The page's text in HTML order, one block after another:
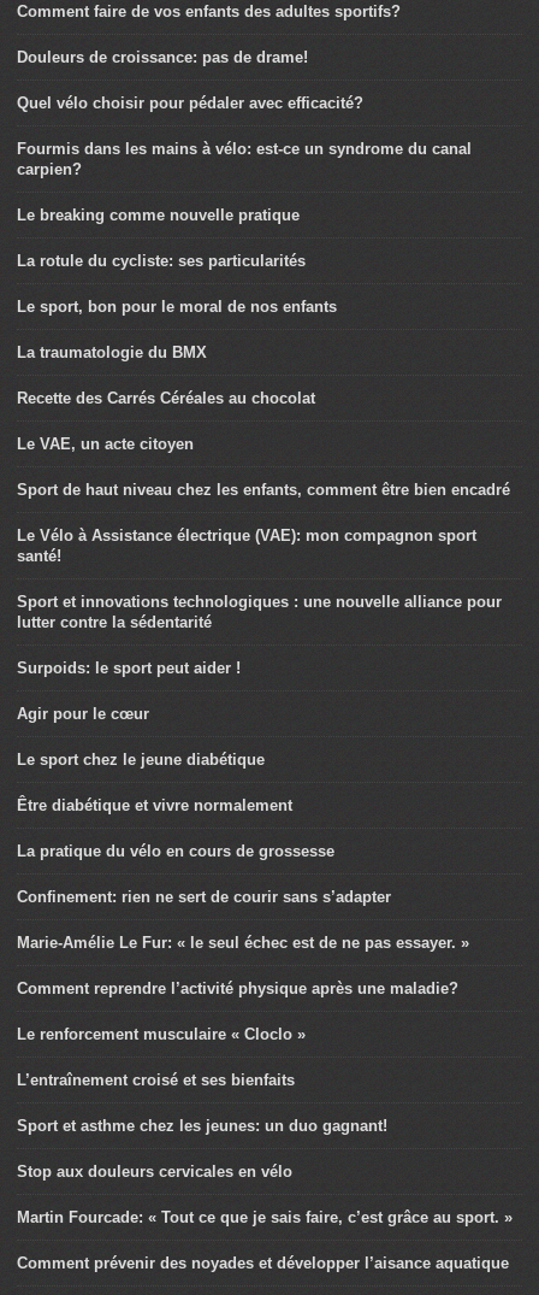
Comment faire de vos enfants des adultes sportifs?
Douleurs de croissance: pas de drame!
Quel vélo choisir pour pédaler avec efficacité?
Fourmis dans les mains à vélo: est-ce un syndrome du canal
carpien?
Le breaking comme nouvelle pratique
La rotule du cycliste: ses particularités
Le sport, bon pour le moral de nos enfants
La traumatologie du BMX
Recette des Carrés Céréales au chocolat
Le VAE, un acte citoyen
Sport de haut niveau chez les enfants, comment être bien encadré
Le Vélo à Assistance électrique (VAE): mon compagnon sport
santé!
Sport et innovations technologiques : une nouvelle alliance pour
lutter contre la sédentarité
Surpoids: le sport peut aider !
Agir pour le cœur
Le sport chez le jeune diabétique
Être diabétique et vivre normalement
La pratique du vélo en cours de grossesse
Confinement: rien ne sert de courir sans s’adapter
Marie-Amélie Le Fur: « le seul échec est de ne pas essayer. »
Comment reprendre l’activité physique après une maladie?
Le renforcement musculaire « Cloclo »
L’entraînement croisé et ses bienfaits
Sport et asthme chez les jeunes: un duo gagnant!
Stop aux douleurs cervicales en vélo
Martin Fourcade: « Tout ce que je sais faire, c’est grâce au sport. »
Comment prévenir des noyades et développer l’aisance aquatique